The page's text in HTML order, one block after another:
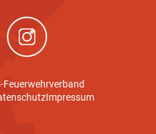
Fenster)(neues Fenster)
Impressum